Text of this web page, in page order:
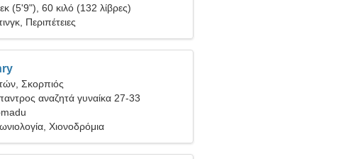
(5'9"), 60 κιλό (132 λίβρες)
Περιπέτειες
Σκορπιός
αναζητά γυναίκα 27-33
Χιονοδρόμια